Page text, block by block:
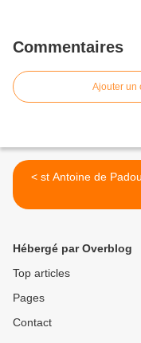
Commentaires
Ajouter un
< st Antoine de
Hébergé par Overblog
Top articles
Pages
Contact